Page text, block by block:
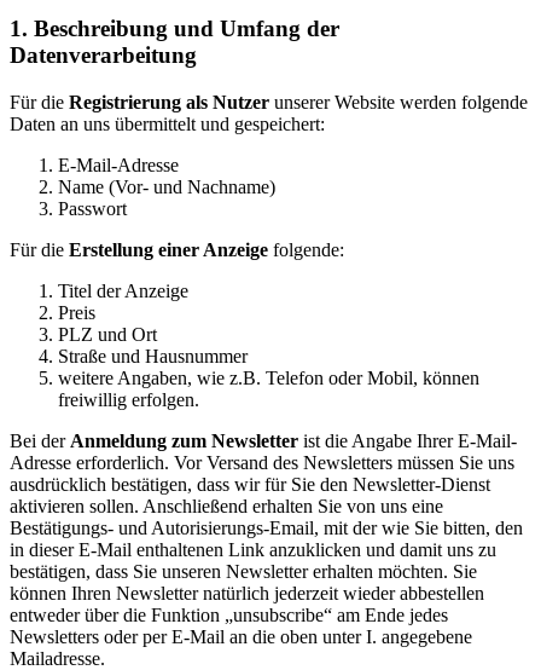
1. Beschreibung und Umfang der
Datenverarbeitung
Für die Registrierung als Nutzer unserer Website werden folgende
Daten an uns übermittelt und gespeichert:
E-Mail-Adresse
Name (Vor- und Nachname)
Passwort
Für die Erstellung einer Anzeige folgende:
Titel der Anzeige
Preis
PLZ und Ort
Straße und Hausnummer
weitere Angaben, wie z.B. Telefon oder Mobil, können
freiwillig erfolgen.
Bei der Anmeldung zum Newsletter ist die Angabe Ihrer E-Mail-
Adresse erforderlich. Vor Ver­­sand des Newsletters müssen Sie uns
ausdrücklich bestätigen, dass wir für Sie den Newsletter-Dienst
aktivieren sollen. Anschließend erhalten Sie von uns eine
Bestätigungs- und Autorisierungs-Email, mit der wie Sie bitten, den
in dieser E-Mail enthaltenen Link anzu­klicken und damit uns zu
bestätigen, dass Sie unseren Newsletter erhalten möchten. Sie
können Ihren Newsletter natürlich jederzeit wieder abbestellen
entweder über die Funktion „unsubscribe“ am Ende jedes
Newsletters oder per E-Mail an die oben unter I. angegebene
Mailadresse.